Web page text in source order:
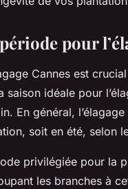
pour
Cannes est
saison idéale pour
En général,
soit en été, selon
privilégiée pour la
les branches à